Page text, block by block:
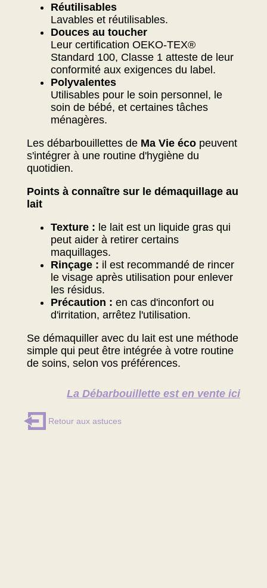
Retour aux astuces
Réutilisables
Lavables et réutilisables.
Douces au toucher
Leur certification OEKO-TEX®
Standard 100, Classe 1 atteste de leur
conformité aux exigences du label.
Polyvalentes
Utilisables pour le soin personnel, le
soin de bébé, et certaines tâches
ménagères.
Les débarbouillettes de Ma Vie écopeuvent
s'intégrer à une routine d'hygiène du
quotidien.
Points à connaître sur le démaquillage au
lait
Texture : le lait est un liquide gras qui
peut aider à retirer certains
maquillages.
Rinçage : il est recommandé de rincer
le visage après utilisation pour enlever
les résidus.
Précaution : en cas d'inconfort ou
d'irritation, arrêtez l'utilisation.
Se démaquiller avec du lait est une méthode
simple qui peut être intégrée à votre routine
de soins, selon vos préférences.
La Débarbouillette est en vente ici